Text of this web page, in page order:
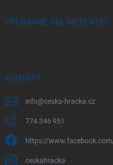
PŘIJÍMÁME ONLINE PLATBY
KONTAKT
info@ceska-hracka.cz
774 346 951
https://
ceskahracka